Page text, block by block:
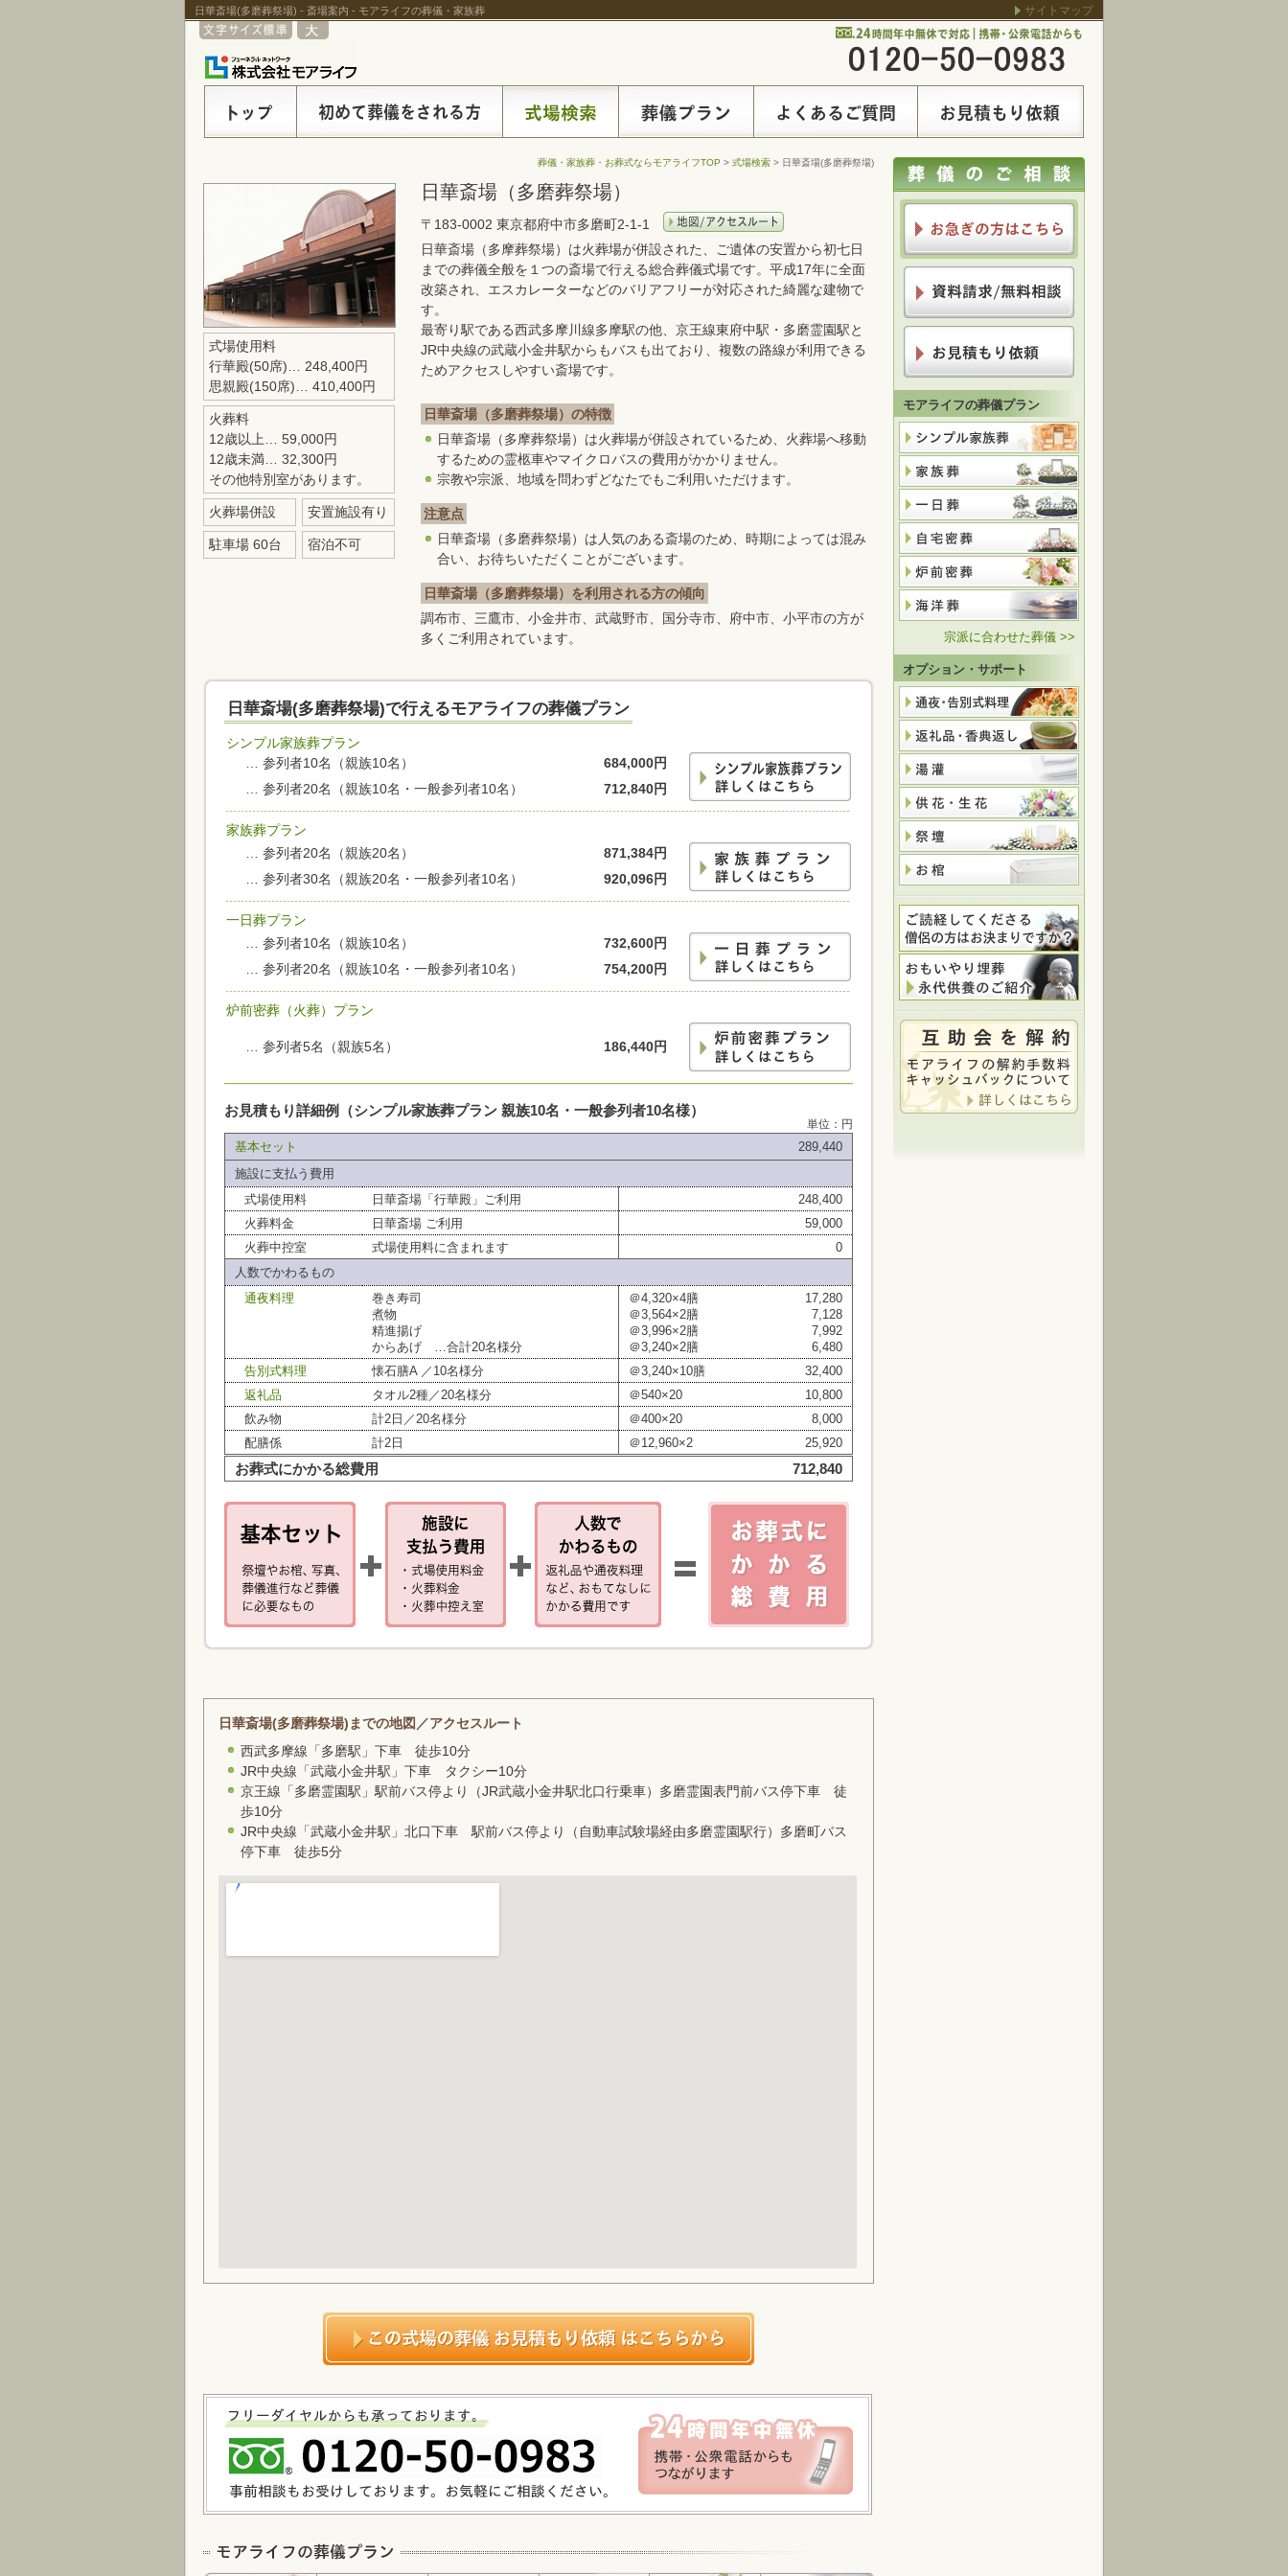
日華斎場(多磨葬祭場) - 斎場案内 - モアライフの葬儀・家族葬 サイトマップ
葬儀・家族葬・お葬式ならモアライフTOP > 式場検索 > 日華斎場(多磨葬祭場)
式場使用料
行華殿(50席)… 248,400円
思親殿(150席)… 410,400円
火葬料
12歳以上… 59,000円
12歳未満… 32,300円
その他特別室があります。
火葬場併設 安置施設有り
駐車場 60台 宿泊不可
日華斎場（多磨葬祭場）
〒183-0002 東京都府中市多磨町2-1-1
日華斎場（多摩葬祭場）は火葬場が併設された、ご遺体の安置から初七日
までの葬儀全般を１つの斎場で行える総合葬儀式場です。平成17年に全面
改築され、エスカレーターなどのバリアフリーが対応された綺麗な建物で
す。
最寄り駅である西武多摩川線多摩駅の他、京王線東府中駅・多磨霊園駅と
JR中央線の武蔵小金井駅からもバスも出ており、複数の路線が利用できる
ためアクセスしやすい斎場です。
日華斎場（多磨葬祭場）の特徴
日華斎場（多摩葬祭場）は火葬場が併設されているため、火葬場へ移動
するための霊柩車やマイクロバスの費用がかかりません。
宗教や宗派、地域を問わずどなたでもご利用いただけます。
注意点
日華斎場（多磨葬祭場）は人気のある斎場のため、時期によっては混み
合い、お待ちいただくことがございます。
日華斎場（多磨葬祭場）を利用される方の傾向
調布市、三鷹市、小金井市、武蔵野市、国分寺市、府中市、小平市の方が
多くご利用されています。
日華斎場(多磨葬祭場)で行えるモアライフの葬儀プラン
シンプル家族葬プラン
… 参列者10名（親族10名）
684,000円
… 参列者20名（親族10名・一般参列者10名）
712,840円
家族葬プラン
… 参列者20名（親族20名）
871,384円
… 参列者30名（親族20名・一般参列者10名）
920,096円
一日葬プラン
… 参列者10名（親族10名）
732,600円
… 参列者20名（親族10名・一般参列者10名）
754,200円
炉前密葬（火葬）プラン
… 参列者5名（親族5名） 186,440円
お見積もり詳細例（シンプル家族葬プラン 親族10名・一般参列者10名様）
単位：円
基本セット
289,440
施設に支払う費用
式場使用料
日華斎場「行華殿」ご利用
248,400
火葬料金
日華斎場 ご利用
59,000
火葬中控室
式場使用料に含まれます
0
人数でかわるもの
通夜料理
巻き寿司
煮物
精進揚げ
からあげ …合計20名様分
＠4,320×4膳
＠3,564×2膳
＠3,996×2膳
＠3,240×2膳
17,280
7,128
7,992
6,480
告別式料理
懐石膳A ／10名様分 ＠3,240×10膳
32,400
返礼品
タオル2種／20名様分 ＠540×20
10,800
飲み物
計2日／20名様分 ＠400×20
8,000
配膳係
計2日 ＠12,960×2 25,920
お葬式にかかる総費用 712,840
日華斎場(多磨葬祭場)までの地図／アクセスルート
西武多摩線「多磨駅」下車 徒歩10分
JR中央線「武蔵小金井駅」下車 タクシー10分
京王線「多磨霊園駅」駅前バス停より（JR武蔵小金井駅北口行乗車）多磨霊園表門前バス停下車 徒
歩10分
JR中央線「武蔵小金井駅」北口下車 駅前バス停より（自動車試験場経由多磨霊園駅行）多磨町バス
停下車 徒歩5分
モアライフの葬儀プラン
宗派に合わせた葬儀 >>
オプション・サポート